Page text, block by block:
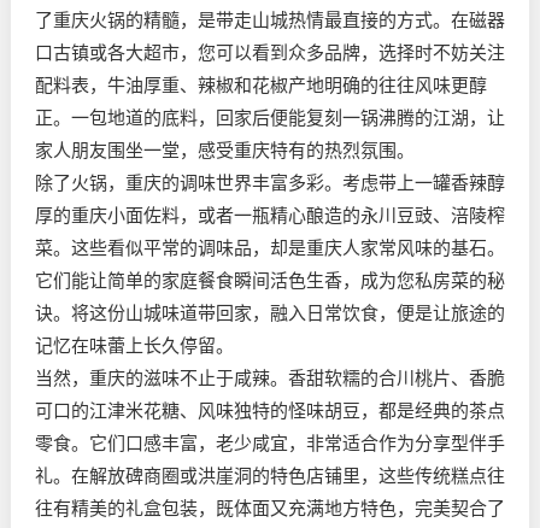
了重庆火锅的精髓，是带走山城热情最直接的方式。在磁器
口古镇或各大超市，您可以看到众多品牌，选择时不妨关注
配料表，牛油厚重、辣椒和花椒产地明确的往往风味更醇
正。一包地道的底料，回家后便能复刻一锅沸腾的江湖，让
家人朋友围坐一堂，感受重庆特有的热烈氛围。
除了火锅，重庆的调味世界丰富多彩。考虑带上一罐香辣醇
厚的重庆小面佐料，或者一瓶精心酿造的永川豆豉、涪陵榨
菜。这些看似平常的调味品，却是重庆人家常风味的基石。
它们能让简单的家庭餐食瞬间活色生香，成为您私房菜的秘
诀。将这份山城味道带回家，融入日常饮食，便是让旅途的
记忆在味蕾上长久停留。
当然，重庆的滋味不止于咸辣。香甜软糯的合川桃片、香脆
可口的江津米花糖、风味独特的怪味胡豆，都是经典的茶点
零食。它们口感丰富，老少咸宜，非常适合作为分享型伴手
礼。在解放碑商圈或洪崖洞的特色店铺里，这些传统糕点往
往有精美的礼盒包装，既体面又充满地方特色，完美契合了